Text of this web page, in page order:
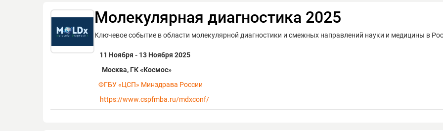
Молекулярная диагностика 2025
Ключевое событие в области молекулярной диагностики и смежных направлений науки и медицины в
11 Ноября - 13 Ноября 2025
Москва, ГК «Космос»
ФГБУ «ЦСП» Минздрава России
https://www.cspfmba.ru/mdxconf/